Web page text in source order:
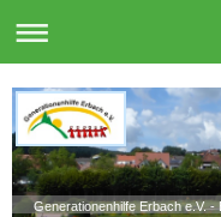
Generationenhilfe Erbach e.V. -